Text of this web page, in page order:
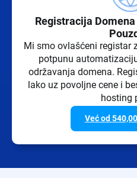
Registracija
Mi smo ovlašćeni registar
potpunu
održavanja domena.
lako uz povoljne cene i
hosting
Već od 540,00